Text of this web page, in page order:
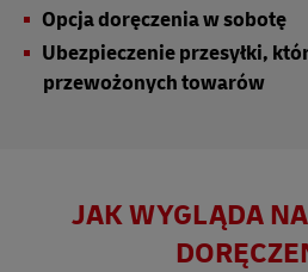
Opcja doręczenia w sobotę
Ubezpieczenie przesyłki,
przewożonych towarów
JAK WYGLĄDA